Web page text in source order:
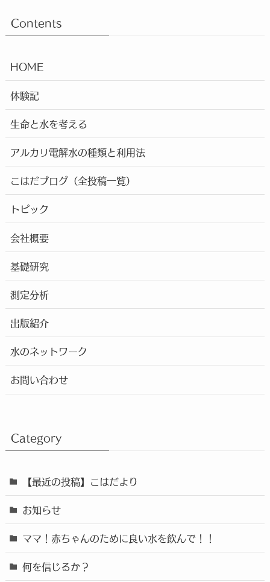
Contents
HOME
体験記
生命と水を考える
アルカリ電解水の種類と利用法
こはだブログ（全投稿一覧）
トピック
会社概要
基礎研究
測定分析
出版紹介
水のネットワーク
お問い合わせ
Category
【最近の投稿】こはだより
お知らせ
ママ！赤ちゃんのために良い水を飲んで！！
何を信じるか？